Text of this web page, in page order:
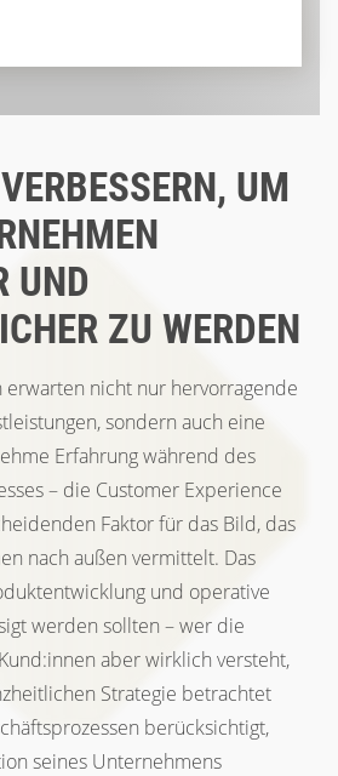
UM
UND
ZU WERDEN
erwarten nicht nur hervorragende
sondern auch eine
Erfahrung während des
– die Customer Experience
Faktor für das Bild, das
nach außen vermittelt. Das
und operative
werden sollten – wer die
aber wirklich versteht,
Strategie betrachtet
berücksichtigt,
seines Unternehmens